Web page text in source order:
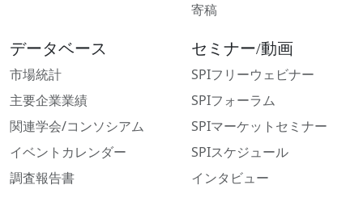
寄稿
データベース
市場統計
主要企業業績
関連学会/コンソシアム
イベントカレンダー
調査報告書
セミナー/動画
SPIフリーウェビナー
SPIフォーラム
SPIマーケットセミナー
SPIスケジュール
インタビュー